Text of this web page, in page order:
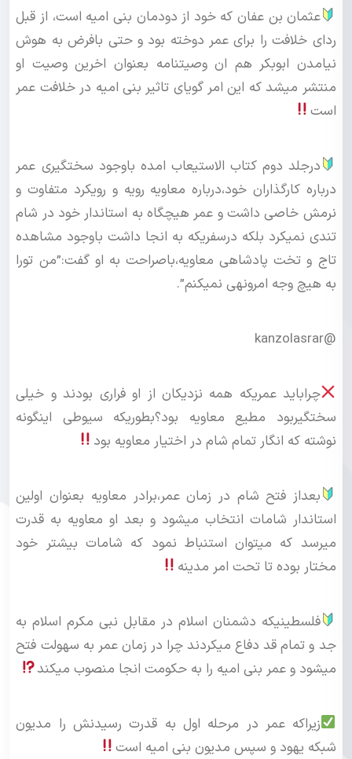
عثمان بن عفان که خود از دودمان بنی امیه است، از قبل
ردای خلافت را برای عمر دوخته بود و حتی بافرض به هوش
نیامدن ابوبکر هم ان وصیتنامه بعنوان اخرین وصیت او
منتشر میشد که این امر گویای تاثیر بنی امیه در خلافت عمر
است
درجلد دوم کتاب الاستیعاب امده باوجود سختگیری عمر
درباره کارگذاران خود،درباره معاویه رویه و رویکرد متفاوت و
نرمش خاصی داشت و عمر هیچگاه به استاندار خود در شام
تندی نمیکرد بلکه درسفریکه به انجا داشت باوجود مشاهده
تاج و تخت پادشاهی معاویه،باصراحت به او گفت:”من تورا
به هیچ وجه امرونهی نمیکنم”.
@kanzolasrar
چراباید عمریکه همه نزدیکان از او فراری بودند و خیلی
سختگیربود مطیع معاویه بود؟بطوریکه سیوطی اینگونه
نوشته که انگار تمام شام در اختیار معاویه بود
بعداز فتح شام در زمان عمر،برادر معاویه بعنوان اولین
استاندار شامات انتخاب میشود و بعد او معاویه به قدرت
میرسد که میتوان استنباط نمود که شامات بیشتر خود
مختار بوده تا تحت امر مدینه
فلسطینیکه دشمنان اسلام در مقابل نبی مکرم اسلام به
جد و تمام قد دفاع میکردند چرا در زمان عمر به سهولت فتح
میشود و عمر بنی امیه را به حکومت انجا منصوب میکند
زیراکه عمر در مرحله اول به قدرت رسیدنش را مدیون
شبکه یهود و سپس مدیون بنی امیه است